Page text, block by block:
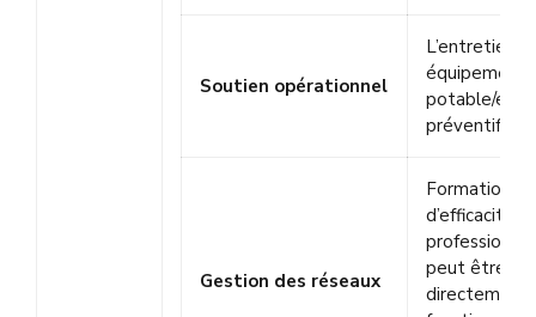
Soutien opérationnel
L’entretien
équipements
potable/
préventif
Gestion des réseaux
Formation
d’efficacité
peut être
directement